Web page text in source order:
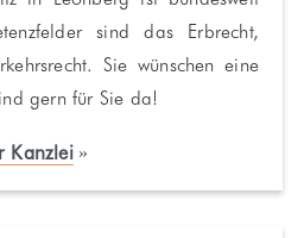
sind das Erbrecht,
Sie wünschen eine
gern für Sie da!
Kanzlei